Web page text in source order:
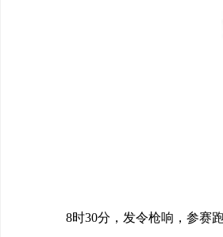
8时30分，发令枪响，参赛